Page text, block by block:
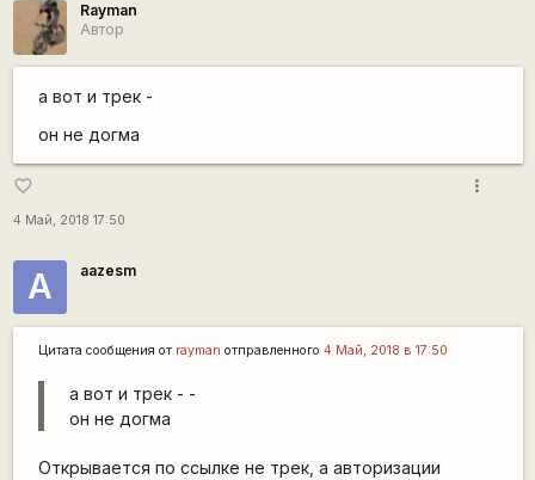
Rаyman
Автор
а вот и трек -
он не догма
favorite_border
4 Май, 2018 17:50
more_vert
А aazesm
Цитата сообщения от rаyman отправленного 4 Май, 2018 в 17:50
а вот и трек - -
он не догма
Открывается по ссылке не трек, а авторизации